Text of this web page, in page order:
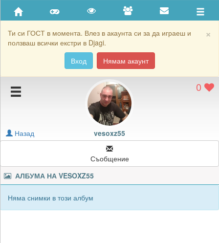
×
Ти си ГОСТ в момента. Влез в акаунта си за да играеш и
ползваш всички екстри в Djagi.
Вход
Нямам акаунт
Приятели
Хронология на игри
Подаръците на vesoxz55
Картичките на vesoxz55
Блокирай vesoxz55
0
vesoxz55
Назад
Съобщение
АЛБУМА НА VESOXZ55
Няма снимки в този албум